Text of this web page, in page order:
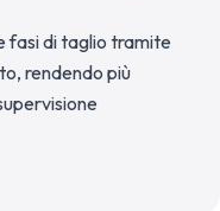
fasi di taglio tramite
rendendo più